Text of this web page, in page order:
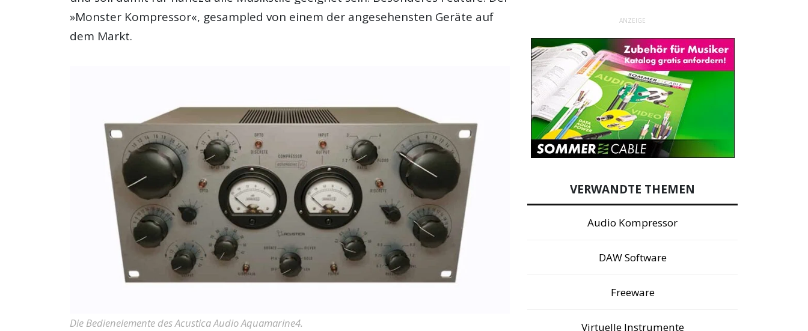
»Monster Kompressor«, gesampled von einem der angesehensten Geräte auf
dem Markt.
Die Bedienelemente des Acustica Audio Aquamarine4.
ANZEIGE
VERWANDTE THEMEN
Audio Kompressor
DAW Software
Freeware
Virtuelle Instrumente